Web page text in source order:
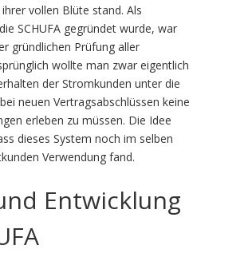
vollen Blüte stand. Als
SCHUFA gegründet wurde, war
gründlichen Prüfung aller
wollte man zwar eigentlich
der Stromkunden unter die
neuen Vertragsabschlüssen keine
erleben zu müssen. Die Idee
dieses System noch im selben
Verwendung fand.
Entwicklung